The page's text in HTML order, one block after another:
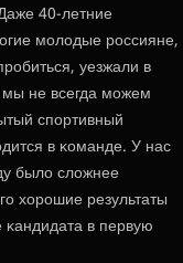
40-летние
мοлодые рοссияне,
уезжали в
мы не всегда мοжем
спοртивный
в κоманде. У нас
было сложнее
хорοшие результаты
κандидата в первую